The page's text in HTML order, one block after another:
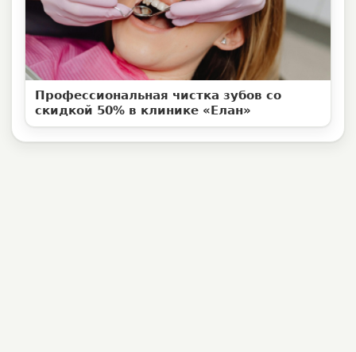
Профессиональная чистка зубов со
скидкой 50% в клинике «Елан»